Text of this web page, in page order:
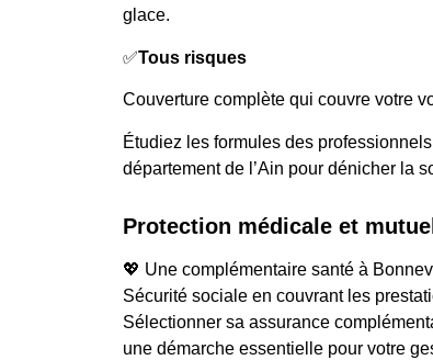
glace.
✅Tous risques
Couverture complète qui couvre votre
Étudiez les formules des
département de l’Ain pour dénicher la
Protection médicale et
💖 Une complémentaire santé à
Sécurité sociale en couvrant les
Sélectionner sa assurance
une démarche essentielle pour votre